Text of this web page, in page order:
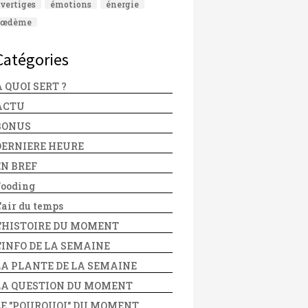
vertiges émotions
énergie
œdème
QUOI SERT ?
HEURE
BREF
du temps
DU MOMENT
DE LA SEMAINE
PLANTE DE LA SEMAINE
QUESTION DU MOMENT